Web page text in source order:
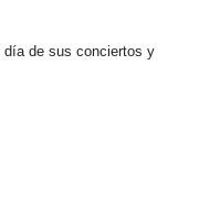
de sus conciertos y